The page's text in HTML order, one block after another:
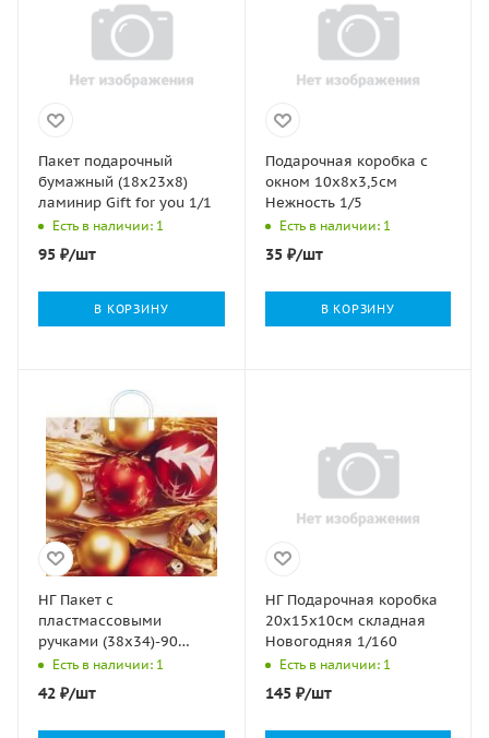
Пакет подарочный
бумажный (18х23х8)
ламинир Gift for you 1/1
Есть в наличии: 1
95 ₽/шт
В КОРЗИНУ
Подарочная коробка с
окном 10х8х3,5см
Нежность 1/5
Есть в наличии: 1
35₽/шт
В КОРЗИНУ
НГ Пакет с
пластмассовыми
ручками (38х34)-90
Игрушки с мишурой
10/150
Есть в наличии: 1
42 ₽/шт
НГ Подарочная коробка
20х15х10см складная
Новогодняя 1/160
Есть в наличии: 1
145₽/шт